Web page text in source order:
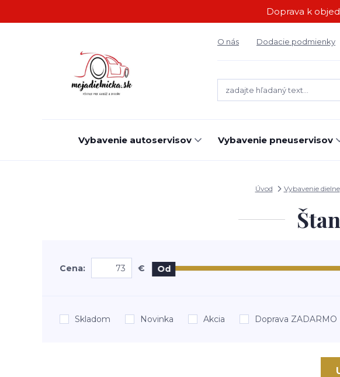
Doprava k
O nás Dodacie podmienky
Vybavenie autoservisov Vybavenie pneuservisov
Úvod Vybavenie dielne
Cena: € Od
Skladom Novinka Akcia Doprava ZADARMO